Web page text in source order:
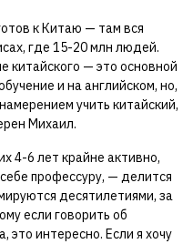
к Китаю — там вся
где 15-20 млн людей.
китайского — это основной
и на английском, но,
учить китайский,
Михаил.
4-6 лет крайне активно,
профессуру, — делится
десятилетиями, за
если говорить об
это интересно. Если я хочу